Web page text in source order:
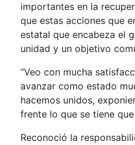
importantes en la
que estas acciones que
estatal que encabeza el
unidad y un objetivo
“Veo con mucha
avanzar como estado
hacemos unidos,
frente lo que se tiene que
Reconoció la